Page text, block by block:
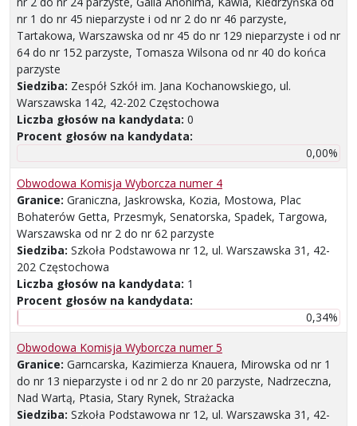
nr 1 do nr 45 nieparzyste i od nr 2 do nr 46 parzyste,
Tartakowa, Warszawska od nr 45 do nr 129 nieparzyste i od nr
64 do nr 152 parzyste, Tomasza Wilsona od nr 40 do końca
parzyste
Siedziba: Zespół Szkół im. Jana Kochanowskiego, ul.
Warszawska 142, 42-202 Częstochowa
Liczba głosów na kandydata: 0
Procent głosów na kandydata:
0,00%
Obwodowa Komisja Wyborcza numer 4
Granice: Graniczna, Jaskrowska, Kozia, Mostowa, Plac
Bohaterów Getta, Przesmyk, Senatorska, Spadek, Targowa,
Warszawska od nr 2 do nr 62 parzyste
Siedziba: Szkoła Podstawowa nr 12, ul. Warszawska 31, 42-
202 Częstochowa
Liczba głosów na kandydata: 1
Procent głosów na kandydata:
0,34%
Obwodowa Komisja Wyborcza numer 5
Granice: Garncarska, Kazimierza Knauera, Mirowska od nr 1
do nr 13 nieparzyste i od nr 2 do nr 20 parzyste, Nadrzeczna,
Nad Wartą, Ptasia, Stary Rynek, Strażacka
Siedziba: Szkoła Podstawowa nr 12, ul. Warszawska 31, 42-